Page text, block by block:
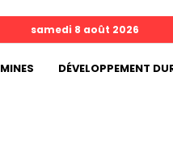
samedi 8 août 2026
MINES DÉVELOPPEMENT